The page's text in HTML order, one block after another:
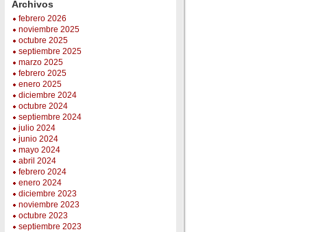
Archivos
febrero 2026
noviembre 2025
octubre 2025
septiembre 2025
marzo 2025
febrero 2025
enero 2025
diciembre 2024
octubre 2024
septiembre 2024
julio 2024
junio 2024
mayo 2024
abril 2024
febrero 2024
enero 2024
diciembre 2023
noviembre 2023
octubre 2023
septiembre 2023